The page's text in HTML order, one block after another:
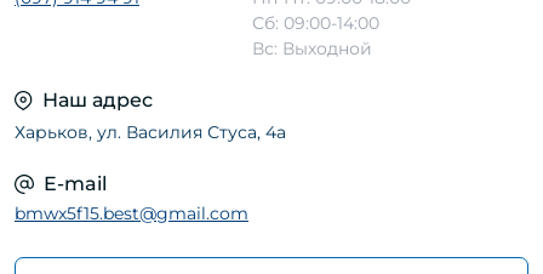
Сб: 09:00-14:00
Вс: Выходной
Наш адрес
Харьков, ул. Василия Стуса, 4а
E-mail
bmwx5f15.best@gmail.com